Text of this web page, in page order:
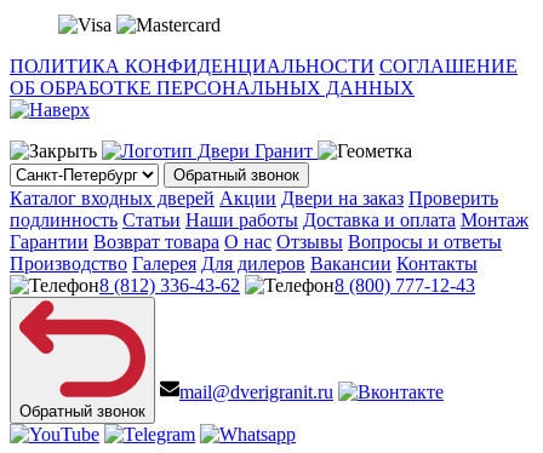
ПОЛИТИКА КОНФИДЕНЦИАЛЬНОСТИ СОГЛАШЕНИЕ
ОБ ОБРАБОТКЕ ПЕРСОНАЛЬНЫХ ДАННЫХ
Обратный звонок
Каталог входных дверей Акции Двери на заказ Проверить
подлинность Статьи Наши работы Доставка и оплата Монтаж
Гарантии Возврат товара О нас Отзывы Вопросы и ответы
Производство Галерея Для дилеров Вакансии Контакты
8 (812) 336-43-62
8 (800) 777-12-43
Обратный звонок
mail@dverigranit.ru